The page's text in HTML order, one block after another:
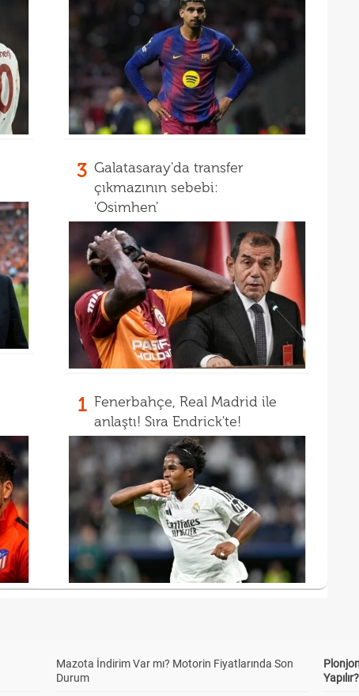
3 Galatasaray'da transfer
çıkmazının sebebi:
'Osimhen'
1 Fenerbahçe, Real Madrid ile
anlaştı! Sıra Endrick'te!
Mazota İndirim Var mı? Motorin Fiyatlarında Son
Durum
Yapılır?